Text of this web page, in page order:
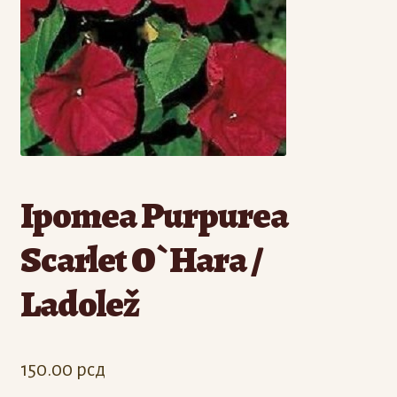
Odjava
Registracija
Ipomea Purpurea
Scarlet O`Hara /
Ladolež
150.00 рсд